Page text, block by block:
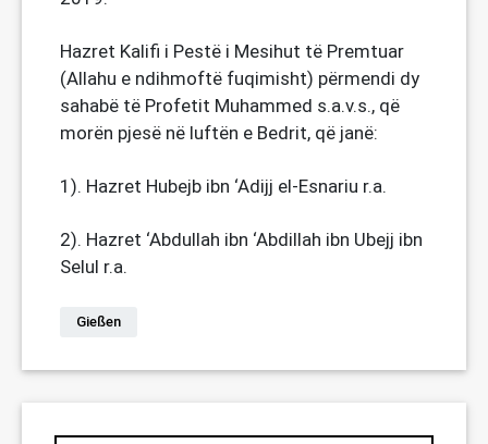
Hazret Kalifi i Pestë i Mesihut të Premtuar
(Allahu e ndihmoftë fuqimisht) përmendi dy
sahabë të Profetit Muhammed s.a.v.s., që
morën pjesë në luftën e Bedrit, që janë:
1). Hazret Hubejb ibn ‘Adijj el-Esnariu r.a.
2). Hazret ‘Abdullah ibn ‘Abdillah ibn Ubejj ibn
Selul r.a.
Gießen